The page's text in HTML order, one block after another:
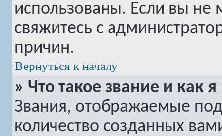
использованы. Если вы не
свяжитесь с
причин.
Вернуться к началу
» Что такое звание и как
Звания, отображаемые
количество созданных